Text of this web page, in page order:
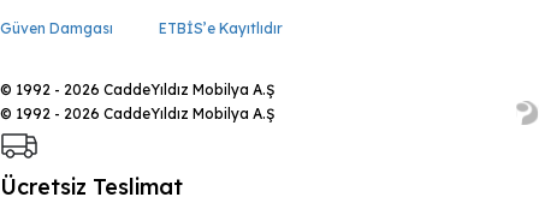
Güven Damgası ETBİS’e Kayıtlıdır
© 1992 - 2026 CaddeYıldız Mobilya A.Ş
© 1992 - 2026 CaddeYıldız Mobilya A.Ş
Ücretsiz Teslimat